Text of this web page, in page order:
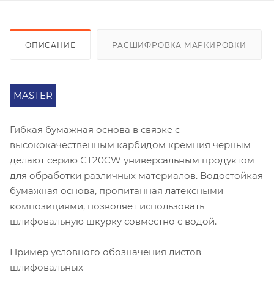
ОПИСАНИЕ РАСШИФРОВКА МАРКИРОВКИ
MASTER
Гибкая бумажная основа в связке с
высококачественным карбидом кремния черным
делают серию СT20CW универсальным продуктом
для обработки различных материалов. Водостойкая
бумажная основа, пропитанная латексными
композициями, позволяет использовать
шлифовальную шкурку совместно с водой.
Пример условного обозначения листов
шлифовальных